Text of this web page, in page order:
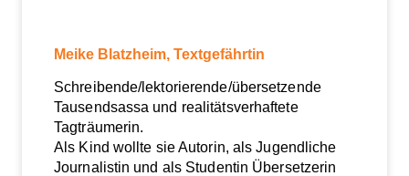
Meike Blatzheim, Textgefährtin
Schreibende/lektorierende/übersetzende
Tausendsassa und realitätsverhaftete
Tagträumerin.
Als Kind wollte sie Autorin, als Jugendliche
Journalistin und als Studentin Übersetzerin